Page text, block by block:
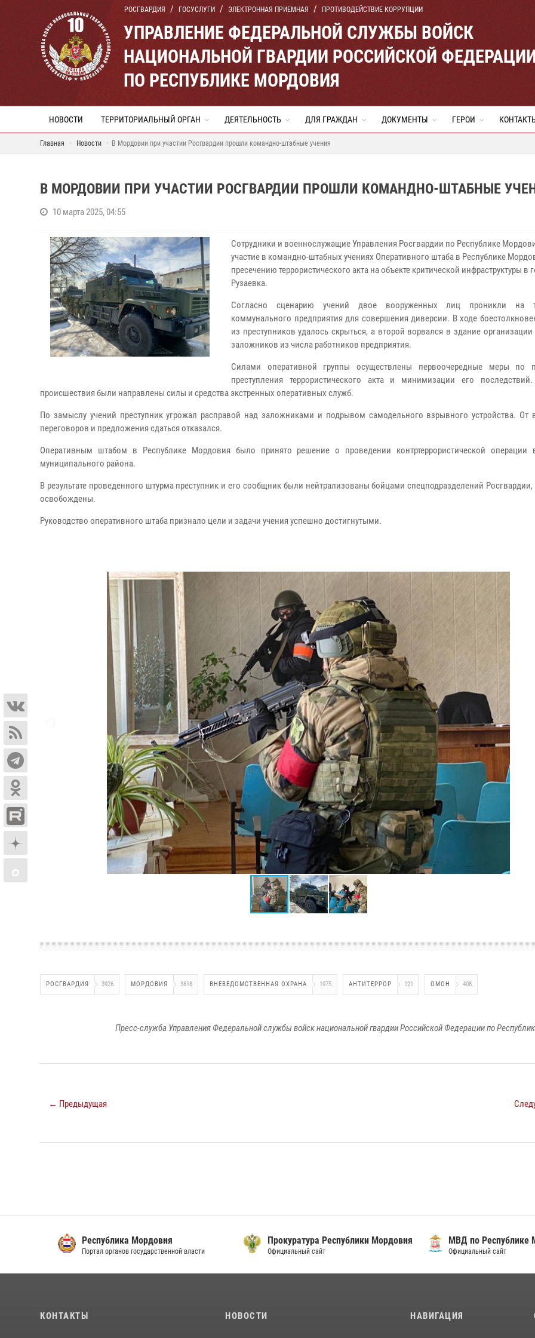
РОСГВАРДИЯ ГОСУСЛУГИ ЭЛЕКТРОННАЯ ПРИЕМНАЯ ПРОТИВОДЕЙСТВИЕ КОРРУПЦИИ
УПРАВЛЕНИЕ ФЕДЕРАЛЬНОЙ СЛУЖБЫ ВОЙСК
НАЦИОНАЛЬНОЙ ГВАРДИИ РОССИЙСКОЙ
ПО РЕСПУБЛИКЕ МОРДОВИЯ
НОВОСТИ ТЕРРИТОРИАЛЬНЫЙ ОРГАН ДЕЯТЕЛЬНОСТЬ ДЛЯ ГРАЖДАН ДОКУМЕНТЫ ГЕРОИ
Главная Новости В Мордовии при участии Росгвардии прошли командно-штабные учения
В МОРДОВИИ ПРИ УЧАСТИИ РОСГВАРДИИ ПРОШЛИ КОМАНДНО-ШТАБНЫЕ
10 марта 2025, 04:55
Сотрудники и военнослужащие Управления Росгвардии по Республике
участие в командно-штабных учениях Оперативного штаба в Республике
пресечению террористического акта на объекте критической инфраструктуры в
Рузаевка.
Согласно сценарию учений двое вооруженных лиц проникли на
коммунального предприятия для совершения диверсии. В ходе
из преступников удалось скрыться, а второй ворвался в здание
заложников из числа работников предприятия.
Силами оперативной группы осуществлены первоочередные меры по
преступления террористического акта и минимизации его
происшествия были направлены силы и средства экстренных оперативных служб.
По замыслу учений преступник угрожал расправой над заложниками и подрывом самодельного взрывного устройства.
переговоров и предложения сдаться отказался.
Оперативным штабом в Республике Мордовия было принято решение о проведении контртеррористической операции
муниципального района.
В результате проведенного штурма преступник и его сообщник были нейтрализованы бойцами спецподразделений
освобождены.
Руководство оперативного штаба признало цели и задачи учения успешно достигнутыми.
РОСГВАРДИЯ 3926 МОРДОВИЯ 3618 ВНЕВЕДОМСТВЕННАЯ ОХРАНА 1975 АНТИТЕРРОР 121 ОМОН 408
Пресс-служба Управления Федеральной службы войск национальной гвардии Российской Федерации по
← Предыдущая
Республика Мордовия
Портал органов государственной власти
Прокуратура Республики Мордовия
Официальный сайт
МВД по Республике
Официальный сайт
КОНТАКТЫ НОВОСТИ НАВИГАЦИЯ